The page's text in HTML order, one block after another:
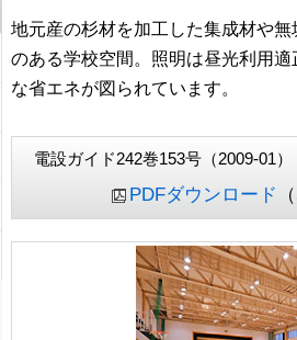
地元産の杉材を加工した集成材や
のある学校空間。照明は昼光利用
な省エネが図られています。
電設ガイド242巻153号（2009-01
PDFダウンロード